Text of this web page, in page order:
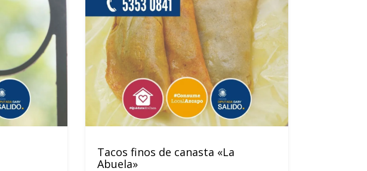
Tacos finos de canasta «La
Abuela»